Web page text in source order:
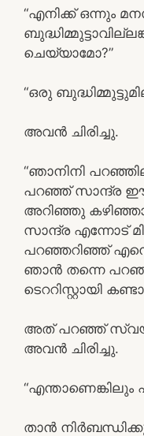
“എനിക്ക് ഒന്നും
ചെയ്യാമോ?”
“ഒരു
അവന്‍ ചിരിച്ചു.
“ഞാനിനി
പറഞ്ഞ് സാന്ദ്ര
അറിഞ്ഞു
സാന്ദ്ര എന്നോട്
പറഞ്ഞറിഞ്ഞ്
ഞാന്‍ തന്നെ
ടെററിസ്റ്റായി
അത് പറഞ്ഞ്
അവന്‍ ചിരിച്ചു.
“എന്താണെങ്കിലും
താന്‍